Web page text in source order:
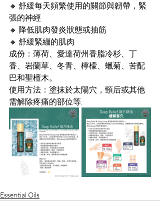
🔸 舒緩每天頻繁使用的關節與韌帶，緊
張的神經
🔸 降低肌肉發炎狀態或抽筋
🔸 舒緩緊繃的肌肉
成份：薄荷、愛達荷州香脂冷杉、丁
香、岩蘭草、冬青、檸檬、蠟菊、苦配
巴和聖檀木。
使用方法：塗抹於太陽穴，頸后或其他
需解除疼痛的部位等.
Essential Oils